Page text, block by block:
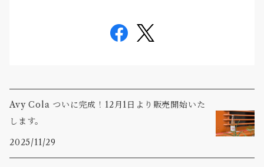
Avy Cola ついに完成！12月1日より販売開始いた
します。
2025/11/29